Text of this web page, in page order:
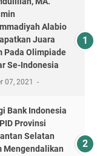
Alabio
Juara
Pada Olimpiade
Se-Indonesia
07, 2021
Bank Indonesia
Provinsi
Selatan
Mengendalikan